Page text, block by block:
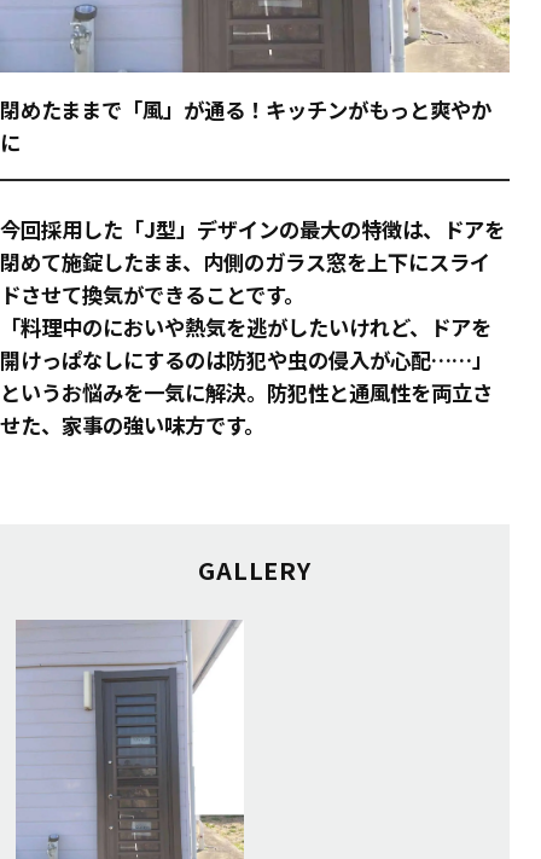
閉めたままで「風」が通る！キッチンがもっと爽やか
に
今回採用した「J型」デザインの最大の特徴は、ドアを
閉めて施錠したまま、内側のガラス窓を上下にスライ
ドさせて換気ができることです。
「料理中のにおいや熱気を逃がしたいけれど、ドアを
開けっぱなしにするのは防犯や虫の侵入が心配……」
というお悩みを一気に解決。防犯性と通風性を両立さ
せた、家事の強い味方です。
GALLERY